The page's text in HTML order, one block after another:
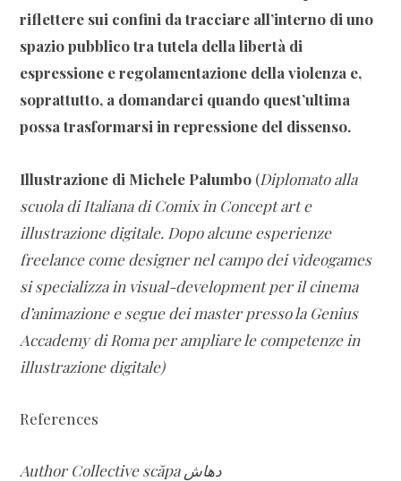
riflettere sui confini da tracciare all’interno di uno
spazio pubblico tra tutela della libertà di
espressione e regolamentazione della violenza e,
soprattutto, a domandarci quando quest’ultima
possa trasformarsi in repressione del dissenso.
Illustrazione di Michele Palumbo (Diplomato alla
scuola di Italiana di Comix in Concept art e
illustrazione digitale. Dopo alcune esperienze
freelance come designer nel campo dei videogames
si specializza in visual-development per il cinema
d’animazione e segue dei master presso la Genius
Accademy di Roma per ampliare le competenze in
illustrazione digitale)
References
Author Collective scăpa دهاش